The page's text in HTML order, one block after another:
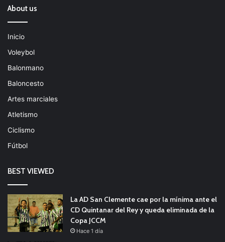
About us
Inicio
Voleybol
Balonmano
Baloncesto
Artes marciales
Atletismo
Ciclismo
Fútbol
BEST VIEWED
La AD San Clemente cae por la mínima ante el
CD Quintanar del Rey y queda eliminada de la
Copa JCCM
Hace 1 día